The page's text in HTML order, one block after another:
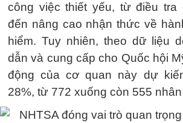
công việc thiết yếu, từ điều
đến nâng cao nhận thức về
hiểm. Tuy nhiên, theo dữ liệu
dẫn và cung cấp cho Quốc hội
động của cơ quan này dự
28%, từ 772 xuống còn 555